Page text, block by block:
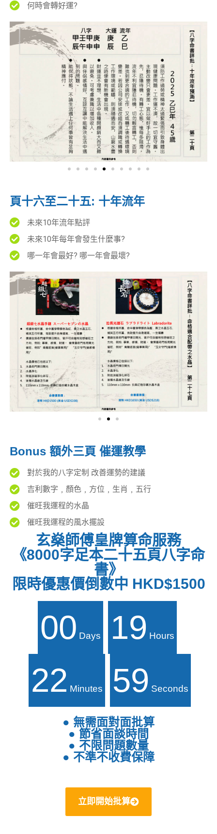
何時會轉好運?
頁十六至二十五: 十年流年
未來10年流年點評
未來10年每年會發生什麼事?
哪一年會最好? 哪一年會最壞?
Bonus 額外三頁 催運教學
對於我的八字定制 改善運勢的建議
吉利數字﹐顏色﹐方位﹐生肖﹐五行
催旺我運程的水晶
催旺我運程的風水擺設
玄燊師傅皇牌算命服務
《8000字足本二十五頁八字命
書》
限時優惠價倒數中 HKD$1500
00 Days 19 Hours
22 Minutes 57 Seconds
● 無需面對面批算
● 節省面談時間
● 不限問題數量
● 不準不收費保障
立即開始批算